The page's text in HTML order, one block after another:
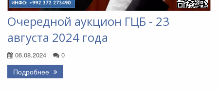
Очередной аукцион ГЦБ - 23
августа 2024 года
06.08.2024 0
Подробнее